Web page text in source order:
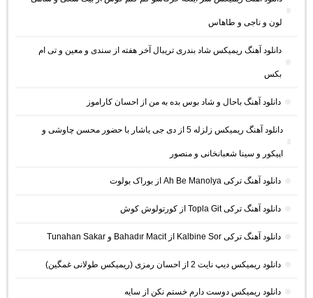
لون و ناجی و طاهاس
دانلود آهنگ ریمیکس شاد بندری تریبال آخر هفته از سندی و معین و تی ام
بکس
دانلود آهنگ باحال و شاد بوس بده به من از احسان کاراموز
دانلود آهنگ ریمیکس زلزله 5 از دی جی یاشار با حضور محسن چاوشی و
اپیکور و سینا شعبانخانی و منصور
دانلود آهنگ ترکی Ah Be Manolya از بوراک بولوت
دانلود آهنگ ترکی Topla Git از کورتولوش کوش
دانلود آهنگ ترکی Kalbine Sor از Bahadır Macit و Tunahan Sakar
دانلود ریمیکس دیپ نایت 2 از احسان رمزی (ریمیکس طولانی غمگین)
دانلود ریمیکس دوست دارم خستم نکن از سایه